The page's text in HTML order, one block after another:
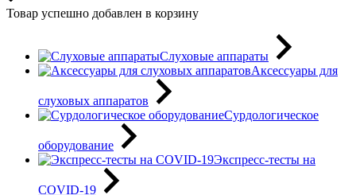
Товар успешно добавлен в корзину
Слуховые аппараты
Аксессуары для
слуховых аппаратов
Сурдологическое
оборудование
Экспресс-тесты на
COVID-19